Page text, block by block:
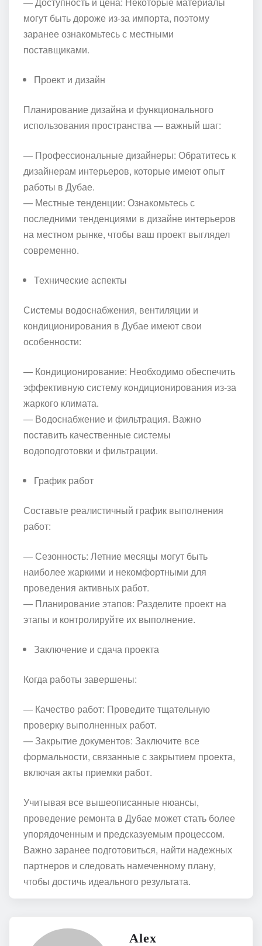
могут быть дороже из-за импорта, поэтому
заранее ознакомьтесь с местными
поставщиками.
Проект и дизайн
Планирование дизайна и функционального
использования пространства — важный шаг:
— Профессиональные дизайнеры: Обратитесь к
дизайнерам интерьеров, которые имеют опыт
работы в Дубае.
— Местные тенденции: Ознакомьтесь с
последними тенденциями в дизайне интерьеров
на местном рынке, чтобы ваш проект выглядел
современно.
Технические аспекты
Системы водоснабжения, вентиляции и
кондиционирования в Дубае имеют свои
особенности:
— Кондиционирование: Необходимо обеспечить
эффективную систему кондиционирования из-за
жаркого климата.
— Водоснабжение и фильтрация. Важно
поставить качественные системы
водоподготовки и фильтрации.
График работ
Составьте реалистичный график выполнения
работ:
— Сезонность: Летние месяцы могут быть
наиболее жаркими и некомфортными для
проведения активных работ.
— Планирование этапов: Разделите проект на
этапы и контролируйте их выполнение.
Заключение и сдача проекта
Когда работы завершены:
— Качество работ: Проведите тщательную
проверку выполненных работ.
— Закрытие документов: Заключите все
формальности, связанные с закрытием проекта,
включая акты приемки работ.
Учитывая все вышеописанные нюансы,
проведение ремонта в Дубае может стать более
упорядоченным и предсказуемым процессом.
Важно заранее подготовиться, найти надежных
партнеров и следовать намеченному плану,
чтобы достичь идеального результата.
Alex